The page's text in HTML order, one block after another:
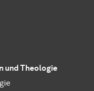
und Theologie